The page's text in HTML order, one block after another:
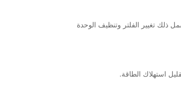
ذلك تغيير الفلتر وتنظيف الوحدة
استهلاك الطاقة.